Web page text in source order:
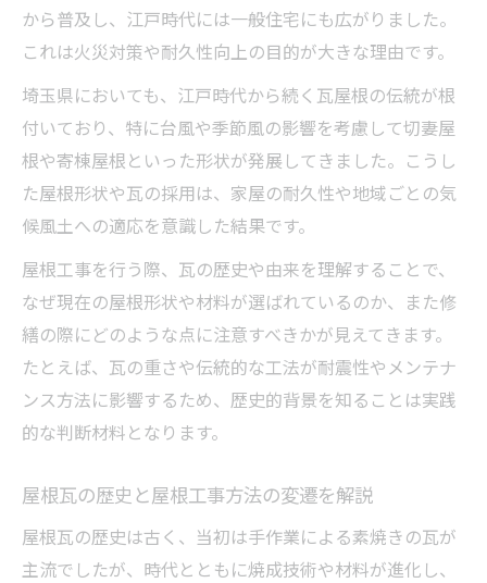
から普及し、江戸時代には一般住宅にも広がりました。
これは火災対策や耐久性向上の目的が大きな理由です。
埼玉県においても、江戸時代から続く瓦屋根の伝統が根
付いており、特に台風や季節風の影響を考慮して切妻屋
根や寄棟屋根といった形状が発展してきました。こうし
た屋根形状や瓦の採用は、家屋の耐久性や地域ごとの気
候風土への適応を意識した結果です。
屋根工事を行う際、瓦の歴史や由来を理解することで、
なぜ現在の屋根形状や材料が選ばれているのか、また修
繕の際にどのような点に注意すべきかが見えてきます。
たとえば、瓦の重さや伝統的な工法が耐震性やメンテナ
ンス方法に影響するため、歴史的背景を知ることは実践
的な判断材料となります。
屋根瓦の歴史と屋根工事方法の変遷を解説
屋根瓦の歴史は古く、当初は手作業による素焼きの瓦が
主流でしたが、時代とともに焼成技術や材料が進化し、